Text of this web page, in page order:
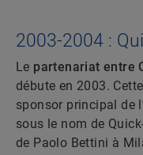
2003-2004 :
Le partenariat entre
débute en 2003.
sponsor principal de
sous le nom de
de Paolo Bettini à